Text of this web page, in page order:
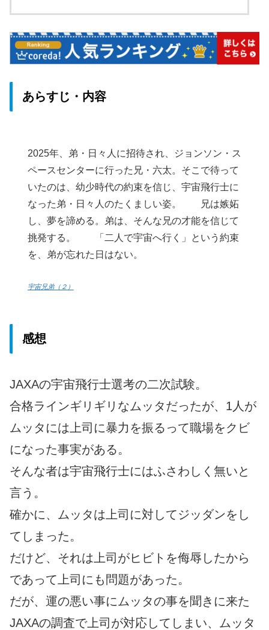
あらすじ・内容
2025年、弟・日々人に招待され、ジョンソン・ス
ペースセンターに行った兄・六太。そこで待って
いたのは、幼少時代の約束を信じ、宇宙飛行士に
なった弟・日々人のたくましい姿。 兄は嫉妬
し、夢を諦める。弟は、そんな兄の才能を信じて
挑発する。 「二人で宇宙へ行く」という約束
を、弟が忘れた日はない。
宇宙兄弟（２）
感想
JAXAの宇宙飛行士選考の二次試験。
合格ラインギリギリなムッタだったが、1人が
ムッタには上司に暴力を振るって職場をクビ
になった事実がある。
そんな者は宇宙飛行士にはふさわしく無いと
言う。
確かに、ムッタは上司に対してジッダンをし
てしまった。
だけど、それは上司がヒビトを侮辱したから
であって上司にも問題があった。
だが、運の悪い事にムッタの事を聞きに来た
JAXAの調査で上司が対応してしまい、ムッタ